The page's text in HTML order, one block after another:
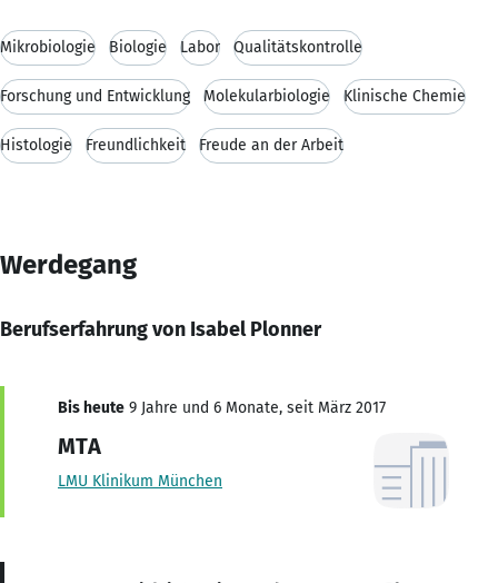
Mikrobiologie Biologie Labor Qualitätskontrolle
Forschung und Entwicklung Molekularbiologie Klinische Chemie
Histologie Freundlichkeit Freude an der Arbeit
Werdegang
Berufserfahrung von Isabel Plonner
Bis heute 9 Jahre und 6 Monate, seit März 2017
MTA
LMU Klinikum München